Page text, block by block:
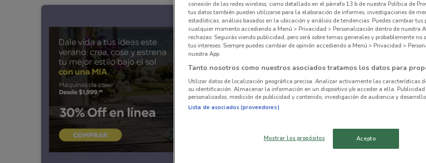
conexión de las redes wireless, como detallado en el párrafo 13.b de nuestra Política de
tus datos también pueden utilizarse para la elaboración de informes, investigaciones de
estadísticas, análisis basados en la ubicación y análisis de tendencias. Puedes cambiar tus
cualquier momento accediendo a Menú > Privacidad > Personalización dentro de nuestra
rechazas: Seguirás viendo publicidad, pero será sobre temas generales y probablemente no
tus intereses. Siempre puedes cambiar de opinión accediendo a Menú > Privacidad >
nuestra App.
Tanto nosotros como nuestros asociados tratamos los datos para
Utilizar datos de localización geográfica precisa. Analizar activamente las características
su identificación. Almacenar la información en un dispositivo y/o acceder a ella.
personalizados, medición de publicidad y contenido, investigación de audiencia y desarrollo
Lista de asociados (proveedores)
Mostrar los propósitos Acepto